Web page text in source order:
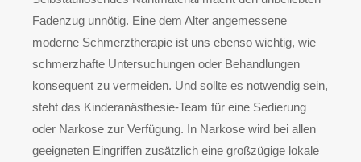
Fadenzug unnötig. Eine dem Alter angemessene
moderne Schmerztherapie ist uns ebenso wichtig, wie
schmerzhafte Untersuchungen oder Behandlungen
konsequent zu vermeiden. Und sollte es notwendig sein,
steht das Kinderanästhesie-Team für eine Sedierung
oder Narkose zur Verfügung. In Narkose wird bei allen
geeigneten Eingriffen zusätzlich eine großzügige lokale